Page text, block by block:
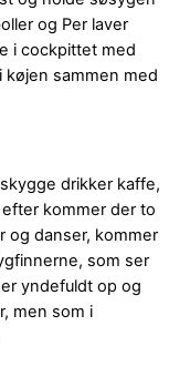
og Per laver
i cockpittet med
køjen sammen med
drikker kaffe,
kommer der to
og danser, kommer
som ser
yndefuldt op og
men som i